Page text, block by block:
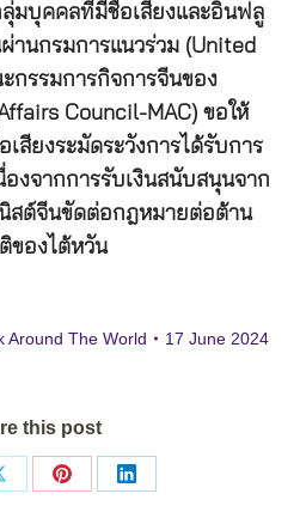
ลุ่มบุคคลที่มีชื่อเสียงและอินฟลู
านกรมการแนวร่วม (United
กรรมการกิจการจีนของ
Council-MAC) ขอให้
สียงระมัดระวังการได้รับการ
งจากการรับเงินสนับสนุนจาก
สต์จีนขัดต่อกฎหมายต่อต้าน
ของไต้หวัน
Around The World 17 June 2024
this post
Share
Share